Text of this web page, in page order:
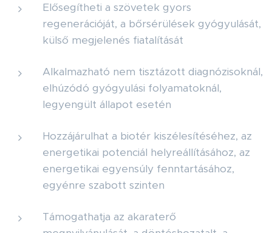
Elősegítheti a szövetek gyors
regenerációját, a bőrsérülések gyógyulását,
külső megjelenés fiatalítását
Alkalmazható nem tisztázott diagnózisoknál,
elhúzódó gyógyulási folyamatoknál,
legyengült állapot esetén
Hozzájárulhat a biotér kiszélesítéséhez, az
energetikai potenciál helyreállításához, az
energetikai egyensúly fenntartásához,
egyénre szabott szinten
Támogathatja az akaraterő